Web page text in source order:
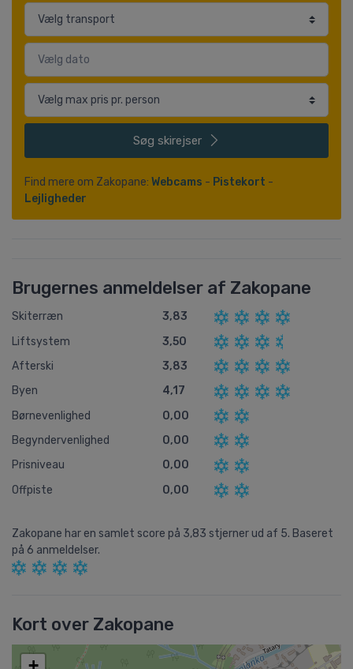
Søg skirejser
Find mere om Zakopane: Webcams - Pistekort -
Lejligheder
Brugernes anmeldelser af Zakopane
Skiterræn
3,83
Liftsystem
3,50
Afterski
3,83
Byen
4,17
Børnevenlighed
0,00
Begyndervenlighed
0,00
Prisniveau
0,00
Offpiste
0,00
Zakopane har en samlet score på 3,83 stjerner ud af 5. Baseret
på 6 anmeldelser.
Kort over Zakopane